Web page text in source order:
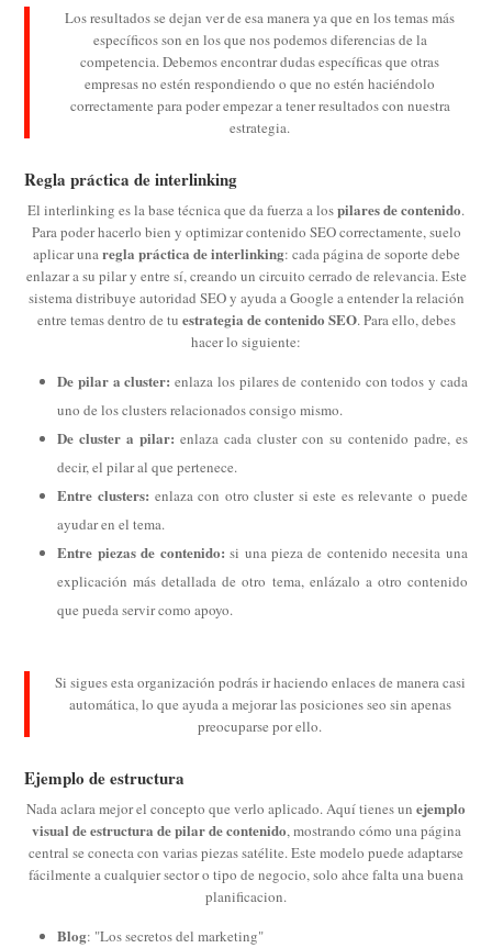
Los resultados se dejan ver de esa manera ya que en los temas más
específicos son en los que nos podemos diferencias de la
competencia. Debemos encontrar dudas específicas que otras
empresas no estén respondiendo o que no estén haciéndolo
correctamente para poder empezar a tener resultados con nuestra
estrategia.
Regla práctica de interlinking
El interlinking es la base técnica que da fuerza a lospilares de contenido.
Para poder hacerlo bien y optimizar contenido SEO correctamente, suelo
aplicar unaregla práctica de interlinking: cada página de soporte debe
enlazar a su pilar y entre sí, creando un circuito cerrado de relevancia. Este
sistema distribuye autoridad SEO y ayuda a Google a entender la relación
entre temas dentro de tu estrategia de contenido SEO. Para ello, debes
hacer lo siguiente:
De pilar a cluster: enlaza los pilares de contenido con todos y cada
uno de los clusters relacionados consigo mismo.
De cluster a pilar:enlaza cada cluster con su contenido padre, es
decir, el pilar al que pertenece.
Entre clusters: enlaza con otro cluster si este es relevante o puede
ayudar en el tema.
Entre piezas de contenido:si una pieza de contenido necesita una
explicación más detallada de otro tema, enlázalo a otro contenido
que pueda servir como apoyo.
Si sigues esta organización podrás ir haciendo enlaces de manera casi
automática, lo que ayuda a mejorar las posiciones seo sin apenas
preocuparse por ello.
Ejemplo de estructura
Nada aclara mejor el concepto que verlo aplicado. Aquí tienes un ejemplo
visual de estructura de pilar de contenido, mostrando cómo una página
central se conecta con varias piezas satélite. Este modelo puede adaptarse
fácilmente a cualquier sector o tipo de negocio, solo ahce falta una buena
planificacion.
Blog: "Los secretos del marketing"